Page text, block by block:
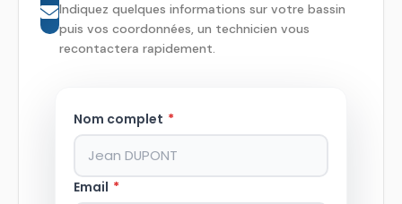
Indiquez quelques informations sur votre bassin
puis vos coordonnées, un technicien vous
recontactera rapidement.
Nom complet *
Email *